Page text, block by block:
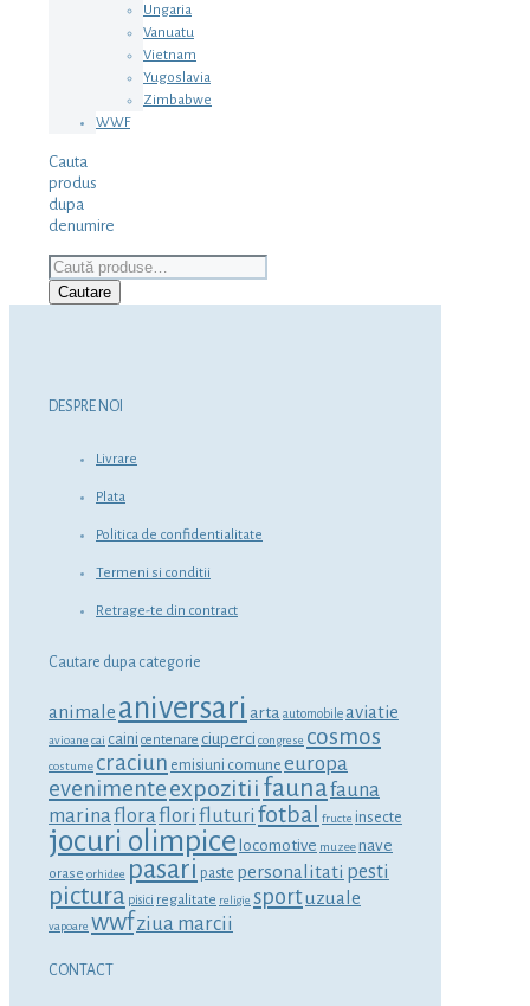
Ungaria
Vanuatu
Vietnam
Yugoslavia
Zimbabwe
WWF
Cauta
produs
dupa
denumire
Caută
după:
Cautare
DESPRE NOI
Livrare
Plata
Politica de confidentialitate
Termeni si conditii
Retrage-te din contract
Cautare dupa categorie
animale aniversari arta automobile aviatie
avioane cai caini centenare ciuperci congrese cosmos
costume craciun emisiuni comune europa
evenimenteexpozitii faunafauna
marinafloraflori fluturi fotbal fructe insecte
jocuri olimpice locomotive muzeenave
orase orhidee pasari paste personalitati pesti
pictura pisici regalitate religie sportuzuale
vapoare wwfziua marcii
CONTACT